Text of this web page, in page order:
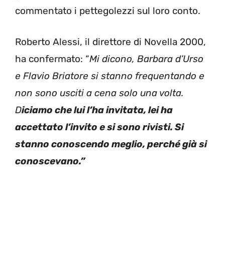
commentato i pettegolezzi sul loro conto.
Roberto Alessi, il direttore di Novella 2000,
ha confermato: “Mi dicono, Barbara d’Urso
e Flavio Briatore si stanno frequentando e
non sono usciti a cena solo una volta.
Diciamo che lui l’ha invitata, lei ha
accettato l’invito e si sono rivisti. Si
stanno conoscendo meglio, perché già si
conoscevano.”